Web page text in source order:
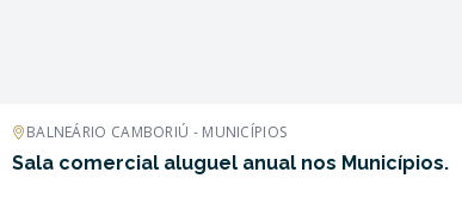
BALNEÁRIO CAMBORIÚ - MUNICÍPIOS
Sala comercial aluguel anual nos Municípios.